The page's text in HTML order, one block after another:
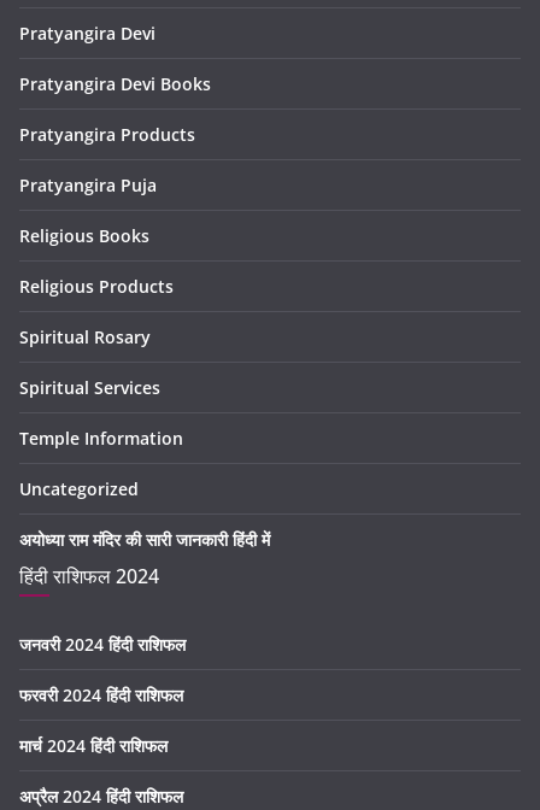
Pratyangira Devi
Pratyangira Devi Books
Pratyangira Products
Pratyangira Puja
Religious Books
Religious Products
Spiritual Rosary
Spiritual Services
Temple Information
Uncategorized
अयोध्या राम मंदिर की सारी जानकारी हिंदी में
हिंदी राशिफल 2024
जनवरी 2024 हिंदी राशिफल
फरवरी 2024 हिंदी राशिफल
मार्च 2024 हिंदी राशिफल
अप्रैल 2024 हिंदी राशिफल